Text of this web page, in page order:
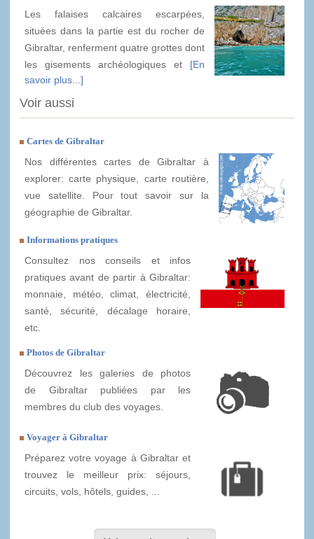
Les falaises calcaires escarpées,
situées dans la partie est du rocher de
Gibraltar, renferment quatre grottes dont
les gisements archéologiques et [En
savoir plus...]
Voir aussi
Cartes de Gibraltar
Nos différentes cartes de Gibraltar à
explorer: carte physique, carte routière,
vue satellite. Pour tout savoir sur la
géographie de Gibraltar.
Informations pratiques
Consultez nos conseils et infos
pratiques avant de partir à Gibraltar:
monnaie, météo, climat, électricité,
santé, sécurité, décalage horaire,
etc.
Photos de Gibraltar
Découvrez les galeries de photos
de Gibraltar publiées par les
membres du club des voyages.
Voyager à Gibraltar
Préparez votre voyage à Gibraltar et
trouvez le meilleur prix: séjours,
circuits, vols, hôtels, guides, ...